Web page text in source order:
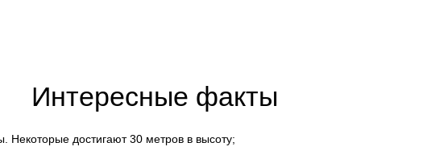
Интересные факты
Некоторые достигают 30 метров в высоту;